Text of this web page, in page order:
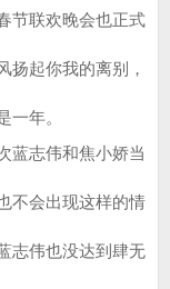
联欢晚会也正式
扬起你我的离别，
一年。
志伟和焦小娇当
不会出现这样的情
志伟也没达到肆无